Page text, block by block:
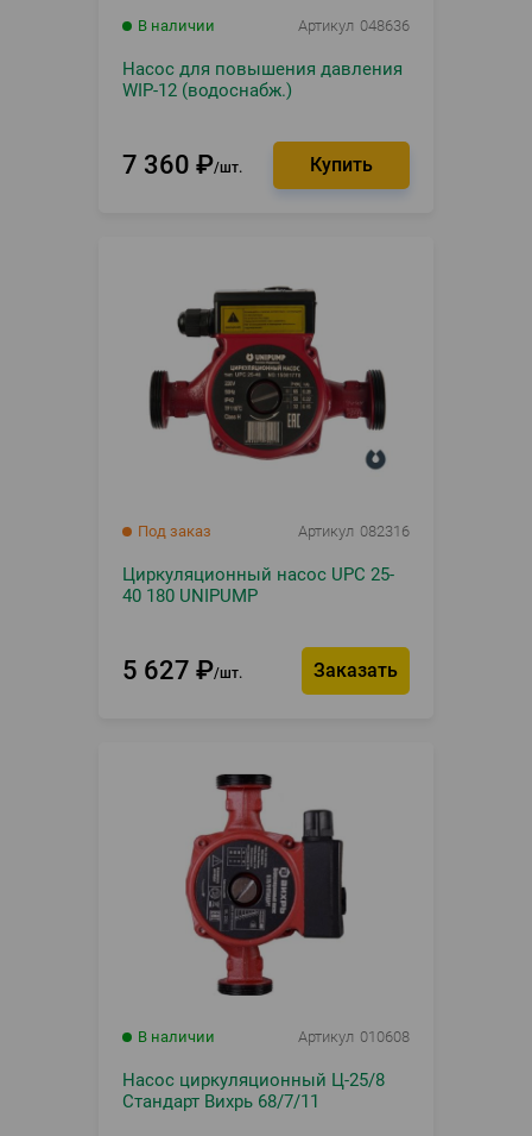
В наличии Артикул 048636
Насос для повышения давления
WIP-12 (водоснабж.)
7 360 ₽ шт.
Под заказ Артикул 082316
Циркуляционный насос UPC 25-
40 180 UNIPUMP
5 627 ₽ шт. Заказать
В наличии Артикул 010608
Насос циркуляционный Ц-25/8
Стандарт Вихрь 68/7/11